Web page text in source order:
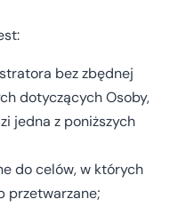
bez zbędnej
dotyczących Osoby,
jedna z poniższych
do celów, w których
przetwarzane;